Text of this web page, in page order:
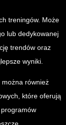
treningów. Może
lub dedykowanej
trendów oraz
wyniki.
również
które oferują